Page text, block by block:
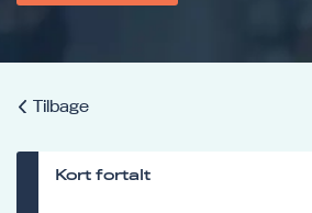
Tilbage
Kort fortalt